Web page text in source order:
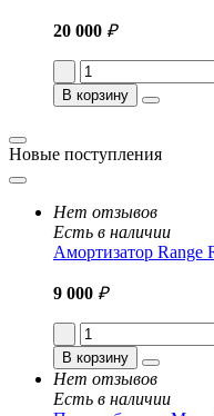
20 000 ₽
В корзину
Новые поступления
Нет отзывов
Есть в наличии
Амортизатор Range
9 000 ₽
В корзину
Нет отзывов
Есть в наличии